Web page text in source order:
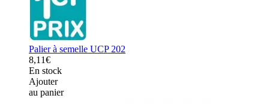
Palier à semelle UCP 202
8,11€
En stock
Ajouter
au panier